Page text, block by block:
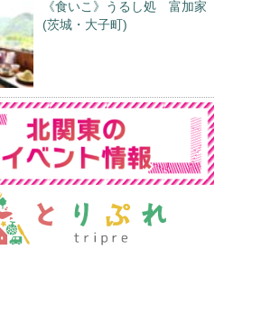
《食いこ》うるし処 富加家
(茨城・大子町)